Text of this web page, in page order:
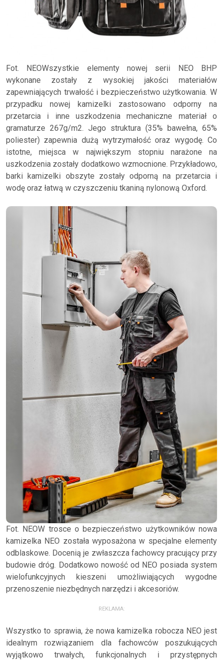
Fot. NEOWszystkie elementy nowej serii NEO BHP
wykonane zostały z wysokiej jakości materiałów
zapewniających trwałość i bezpieczeństwo użytkowania. W
przypadku nowej kamizelki zastosowano odporny na
przetarcia i inne uszkodzenia mechaniczne materiał o
gramaturze 267g/m2. Jego struktura (35% bawełna, 65%
poliester) zapewnia dużą wytrzymałość oraz wygodę. Co
istotne, miejsca w największym stopniu narażone na
uszkodzenia zostały dodatkowo wzmocnione. Przykładowo,
barki kamizelki obszyte zostały odporną na przetarcia i
wodę oraz łatwą w czyszczeniu tkaniną nylonową Oxford.
Fot. NEOW trosce o bezpieczeństwo użytkowników nowa
kamizelka NEO została wyposażona w specjalne elementy
odblaskowe. Docenią je zwłaszcza fachowcy pracujący przy
budowie dróg. Dodatkowo nowość od NEO posiada system
wielofunkcyjnych kieszeni umożliwiających wygodne
przenoszenie niezbędnych narzędzi i akcesoriów.
REKLAMA:
Wszystko to sprawia, że nowa kamizelka robocza NEO jest
idealnym rozwiązaniem dla fachowców poszukujących
wyjątkowo trwałych, funkcjonalnych i przystępnych